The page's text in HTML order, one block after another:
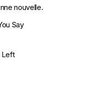
nouvelle.
Say
Left